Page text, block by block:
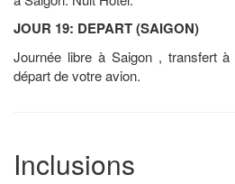
JOUR 19: DEPART (SAIGON)
Journée libre à Saigon , transfert
départ de votre avion.
Inclusions